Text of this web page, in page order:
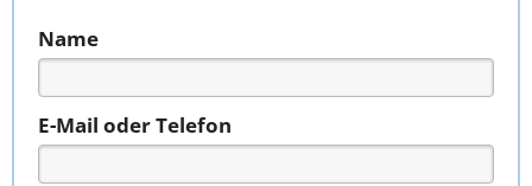
Name
E-Mail oder Telefon